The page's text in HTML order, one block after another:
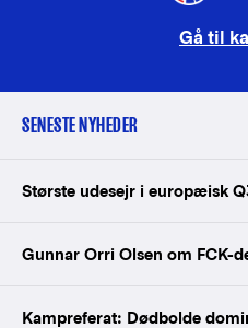
Gå til
SENESTE NYHEDER
Største udesejr i europæisk
Gunnar Orri Olsen om FCK-
Kampreferat: Dødbolde